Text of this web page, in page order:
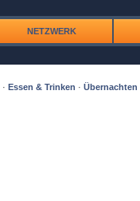
NETZWERK
· Essen & Trinken · Übernachten